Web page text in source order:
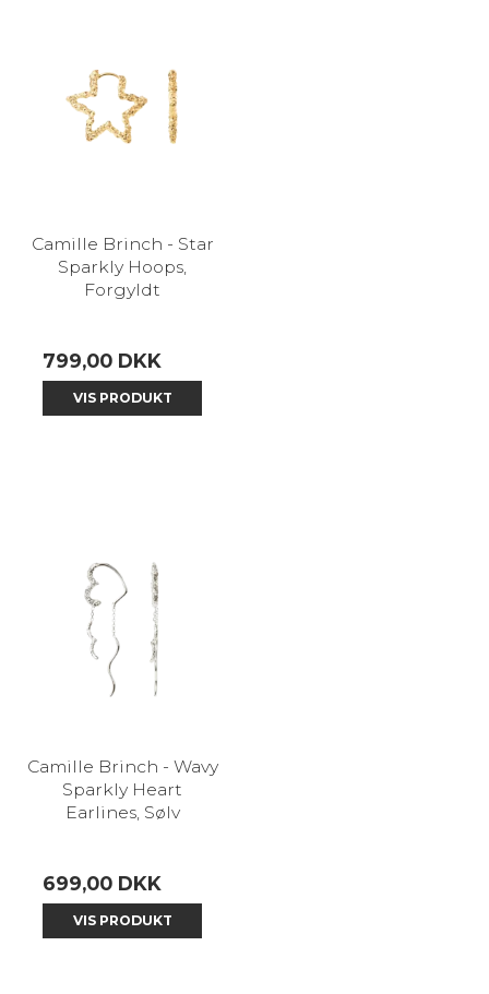
Camille Brinch - Star
Sparkly Hoops,
Forgyldt
799,00 DKK
VIS PRODUKT
Camille Brinch - Wavy
Sparkly Heart
Earlines, Sølv
699,00 DKK
VIS PRODUKT